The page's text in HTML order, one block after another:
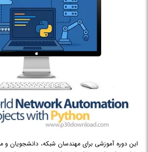
این دوره آموزشی برای مهندسان شبکه، دانشجویان